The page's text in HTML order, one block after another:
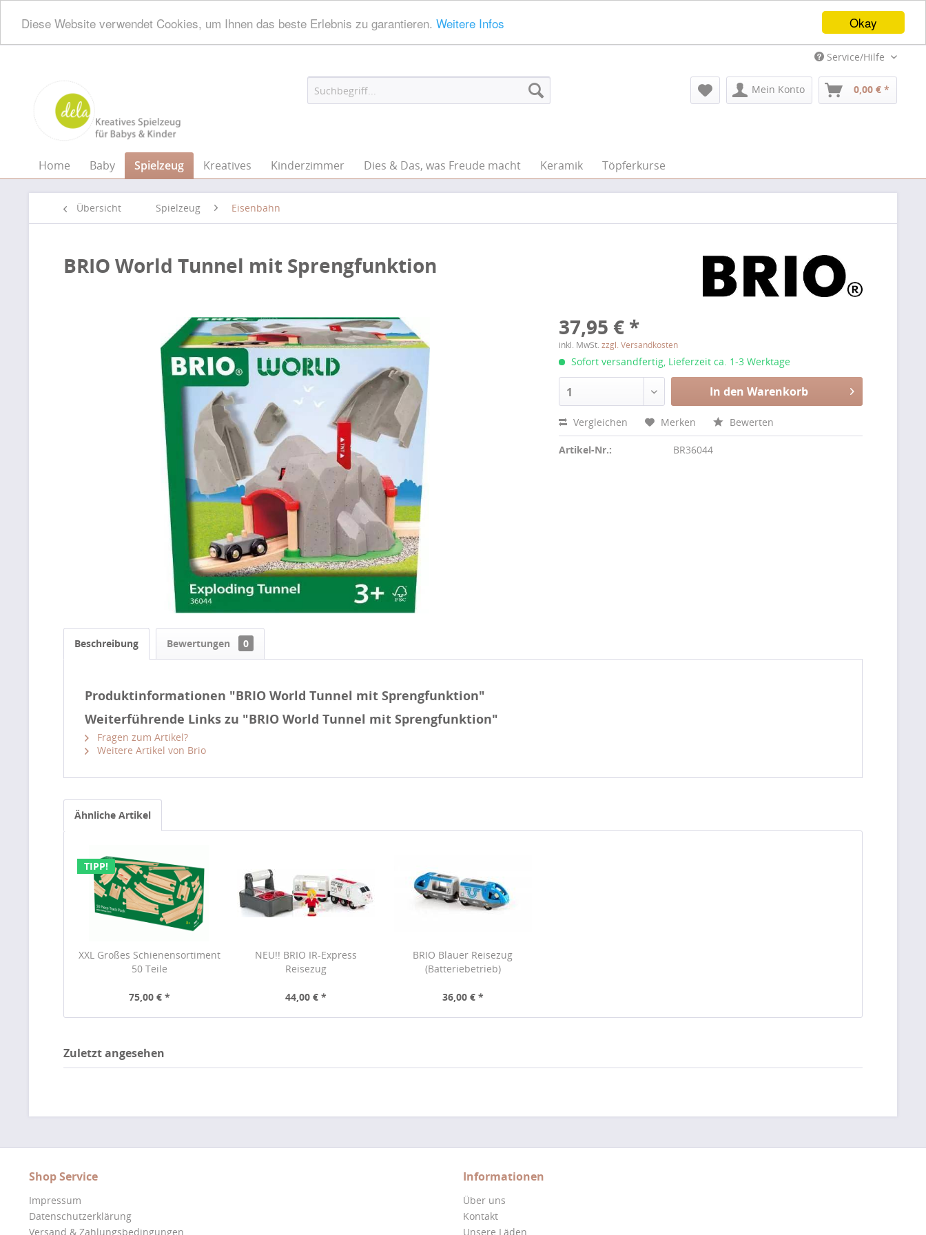
Okay
Diese Website verwendet Cookies, um Ihnen das beste Erlebnis zu garantieren. Weitere Infos
Service/Hilfe
Mein Konto 0,00 € *
Home Baby Spielzeug Kreatives Kinderzimmer Dies & Das, was Freude macht Keramik Töpferkurse
Übersicht Spielzeug Eisenbahn
BRIO World Tunnel mit Sprengfunktion
37,95 € *
inkl. MwSt.zzgl. Versandkosten
Sofort versandfertig, Lieferzeit ca. 1-3 Werktage
1 In den Warenkorb
Vergleichen Merken Bewerten
Artikel-Nr.: BR36044
Beschreibung Bewertungen 0
Produktinformationen "BRIO World Tunnel mit Sprengfunktion"
Weiterführende Links zu "BRIO World Tunnel mit Sprengfunktion"
Fragen zum Artikel?
Weitere Artikel von Brio
Ähnliche Artikel
TIPP!
XXL Großes Schienensortiment
50 Teile
75,00 € *
NEU!! BRIO IR-Express
Reisezug
44,00 € *
BRIO Blauer Reisezug
(Batteriebetrieb)
36,00 € *
Zuletzt angesehen
Shop Service
Impressum
Datenschutzerklärung
Versand & Zahlungsbedingungen
Informationen
Über uns
Kontakt
Unsere Läden